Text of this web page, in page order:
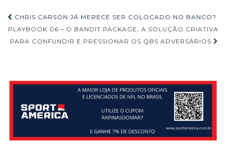
Navegação
de
Post
CHRIS CARSON JÁ MERECE SER COLOCADO NO BANCO?
PLAYBOOK 06 – O BANDIT PACKAGE, A SOLUÇÃO CRIATIVA
PARA CONFUNDIR E PRESSIONAR OS QBS ADVERSÁRIOS